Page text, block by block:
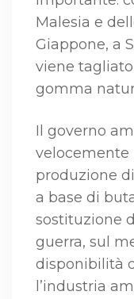
Malesia e
Giappone, a
viene
gomma
Il governo
velocemente
produzione
a base di
sostituzione
guerra, sul
disponibilità
l’industria